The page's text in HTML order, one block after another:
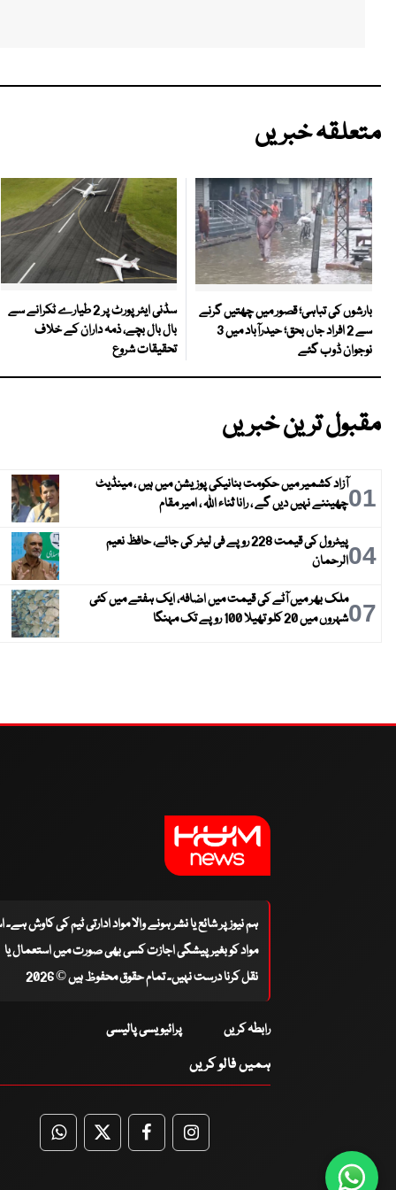
متعلقہ خبریں
بارشوں کی تباہی؛ قصور میں چھتیں گرنے
سے 2 افراد جاں بحق؛ حیدرآباد میں 3
نوجوان ڈوب گئے
سڈنی ایئرپورٹ پر 2 طیارے ٹکرانے سے
بال بال بچے، ذمہ داران کے خلاف
تحقیقات شروع
مقبول ترین خبریں
01آزاد کشمیر میں حکومت بنانیکی پوزیشن میں ہیں ، مینڈیٹ
چھیننے نہیں دیں گے ، رانا ثناء اللہ ، امیر مقام
04
پیٹرول کی قیمت 228 روپے فی لیٹر کی جائے، حافظ نعیم
الرحمان
07ملک بھر میں آٹے کی قیمت میں اضافہ، ایک ہفتے میں کئی
شہروں میں 20 کلو تھیلا 100 روپے تک مہنگا
ہم نیوز پر شائع یا نشر ہونے والا مواد ادارتی ٹیم کی کاوش
مواد کو بغیر پیشگی اجازت کسی بھی صورت میں استعمال یا
نقل کرنا درست نہیں۔ تمام حقوق محفوظ ہیں © 2026
رابطہ کریں پرائیویسی پالیسی
ہمیں فالو کریں
WhatsApp
TwitterFacebookFacebook